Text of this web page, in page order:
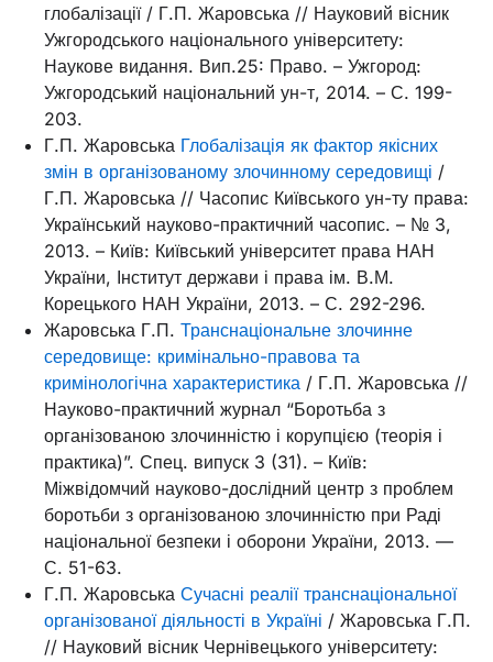
глобалізації / Г.П. Жаровська // Науковий вісник
Ужгородського національного університету:
Наукове видання. Вип.25: Право. – Ужгород:
Ужгородський національний ун-т, 2014. – С. 199-
203.
Г.П. Жаровська Глобалізація як фактор якісних
змін в організованому злочинному середовищі /
Г.П. Жаровська // Часопис Київського ун-ту права:
Український науково-практичний часопис. – № 3,
2013. – Київ: Київський університет права НАН
України, Інститут держави і права ім. В.М.
Корецького НАН України, 2013. – С. 292-296.
Жаровська Г.П. Транснаціональне злочинне
середовище: кримінально-правова та
кримінологічна характеристика / Г.П. Жаровська //
Науково-практичний журнал “Боротьба з
організованою злочинністю і корупцією (теорія і
практика)”. Спец. випуск 3 (31). – Київ:
Міжвідомчий науково-дослідний центр з проблем
боротьби з організованою злочинністю при Раді
національної безпеки і оборони України, 2013. ––
С. 51-63.
Г.П. Жаровська Сучасні реалії транснаціональної
організованої діяльності в Україні / Жаровська Г.П.
// Науковий вісник Чернівецького університету: